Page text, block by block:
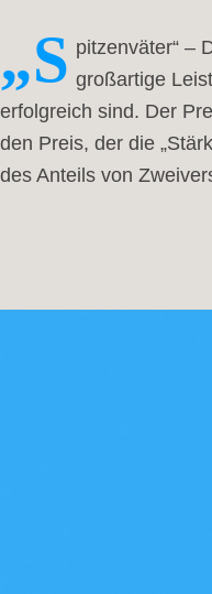
„S pitzenväter“ –
großartige
erfolgreich sind. Der
den Preis, der die
des Anteils von